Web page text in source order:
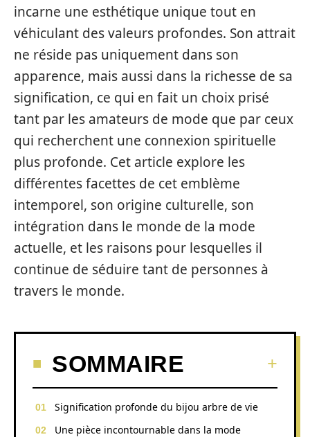
incarne une esthétique unique tout en
véhiculant des valeurs profondes. Son attrait
ne réside pas uniquement dans son
apparence, mais aussi dans la richesse de sa
signification, ce qui en fait un choix prisé
tant par les amateurs de mode que par ceux
qui recherchent une connexion spirituelle
plus profonde. Cet article explore les
différentes facettes de cet emblème
intemporel, son origine culturelle, son
intégration dans le monde de la mode
actuelle, et les raisons pour lesquelles il
continue de séduire tant de personnes à
travers le monde.
SOMMAIRE
Signification profonde du bijou arbre de vie
Une pièce incontournable dans la mode